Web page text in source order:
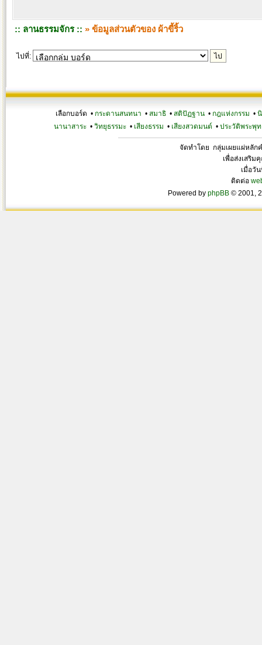
:: ลานธรรมจักร :: » ข้อมูลส่วนตัวของ ผ้าขี้ริ้ว
ไปที่:
เลือกบอร์ด • กระดานสนทนา • สมาธิ • สติปัฏฐาน • กฎแห่งกรรม •
นานาสาระ• วิทยุธรรมะ• เสียงธรรม • เสียงสวดมนต์ • ประวัติพระพุท
จัดทำโดย กลุ่มเผยแผ่หลัก
เพื่อส่งเสริม
เมื่อวั
ติดต่อ
Powered by phpBB © 2001,